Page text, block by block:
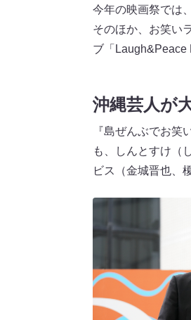
今年の映画祭では
そのほか、お笑い
ブ「Laugh&Peace
沖縄芸人が
『島ぜんぶでお
も、しんとすけ（
ビス（金城晋也、